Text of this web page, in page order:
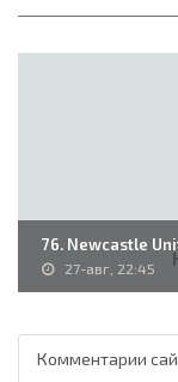
76. Newcastle
27-авг, 22:45
Комментарии